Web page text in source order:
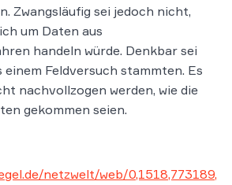
Zwangsläufig sei jedoch nicht,
um Daten aus
handeln würde. Denkbar sei
einem Feldversuch stammten. Es
nachvollzogen werden, wie die
gekommen seien.
netzwelt/web/0,1518,773189,